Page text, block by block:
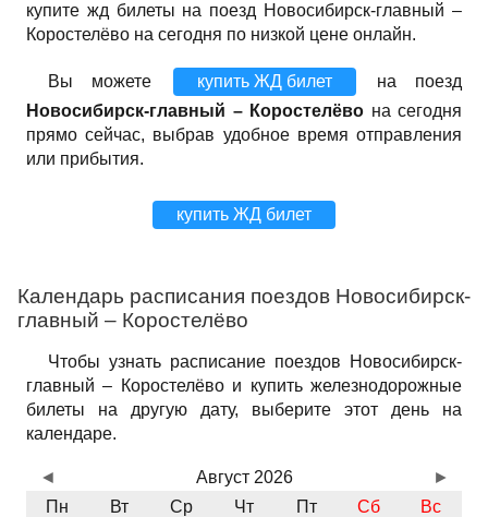
купите жд билеты на поезд Новосибирск-главный –
Коростелёво на сегодня по низкой цене онлайн.
Вы можете купить ЖД билет
на поезд
Новосибирск-главный – Коростелёво на сегодня
прямо сейчас, выбрав удобное время отправления
или прибытия.
купить ЖД билет
Календарь расписания поездов Новосибирск-
главный – Коростелёво
Чтобы узнать расписание поездов Новосибирск-
главный – Коростелёво и купить железнодорожные
билеты на другую дату, выберите этот день на
календаре.
Август 2026
Пн
Вт Ср Чт Пт Сб
Вс
◄ ►